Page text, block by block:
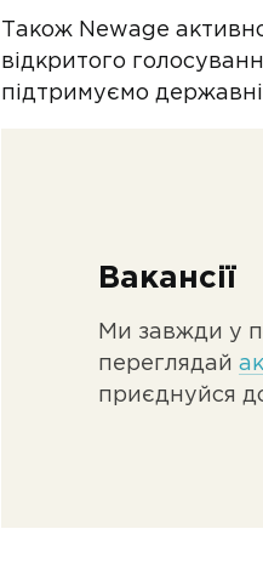
Також Newage
відкритого
підтримуємо державні
Вакансії
Ми завжди у
переглядай
приєднуйся